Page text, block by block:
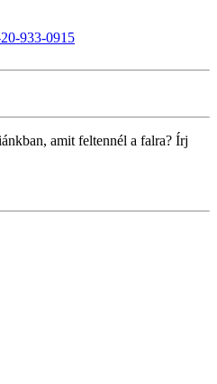
933-0915
amit feltennél a falra? Írj